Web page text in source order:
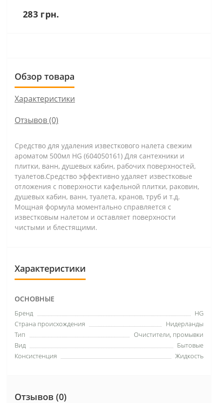
283 грн.
Обзор товара
Характеристики
Отзывов (0)
Средство для удаления известкового налета свежим
ароматом 500мл HG (604050161) Для сантехники и
плитки, ванн, душевых кабин, рабочих поверхностей,
туалетов.Средство эффективно удаляет известковые
отложения с поверхности кафельной плитки, раковин,
душевых кабин, ванн, туалета, кранов, труб и т.д.
Мощная формула моментально справляется с
известковым налетом и оставляет поверхности
чистыми и блестящими.
Характеристики
ОСНОВНЫЕ
Бренд
HG
Страна происхождения
Нидерланды
Тип
Очистители, промывки
Вид
Бытовые
Консистенция
Жидкость
Отзывов (0)